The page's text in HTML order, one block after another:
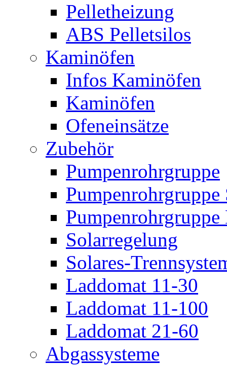
Pelletheizung
ABS Pelletsilos
Kaminöfen
Infos Kaminöfen
Kaminöfen
Ofeneinsätze
Zubehör
Pumpenrohrgruppe
Pumpenrohrgruppe
Solarregelung
Solares-
Laddomat 11-30
Laddomat 11-100
Laddomat 21-60
Abgassysteme